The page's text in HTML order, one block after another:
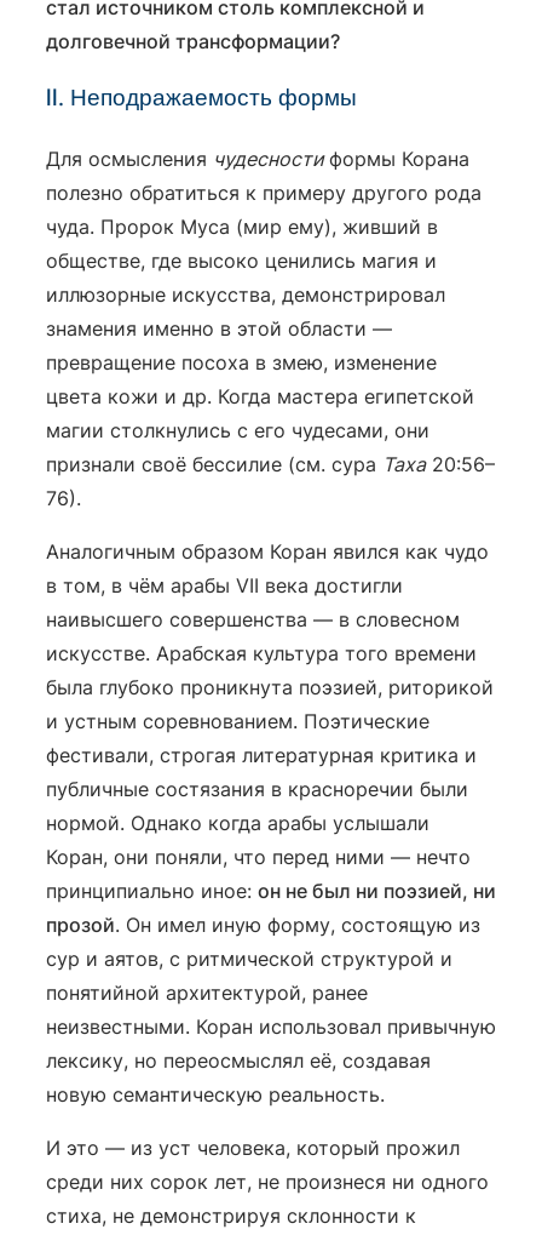
стал источником столь комплексной и
долговечной трансформации?
II. Неподражаемость формы
Для осмысления чудесностиформы Корана
полезно обратиться к примеру другого рода
чуда. Пророк Муса (мир ему), живший в
обществе, где высоко ценились магия и
иллюзорные искусства, демонстрировал
знамения именно в этой области —
превращение посоха в змею, изменение
цвета кожи и др. Когда мастера египетской
магии столкнулись с его чудесами, они
признали своё бессилие (см. сура Таха20:56–
76).
Аналогичным образом Коран явился как чудо
в том, в чём арабы VII века достигли
наивысшего совершенства — в словесном
искусстве. Арабская культура того времени
была глубоко проникнута поэзией, риторикой
и устным соревнованием. Поэтические
фестивали, строгая литературная критика и
публичные состязания в красноречии были
нормой. Однако когда арабы услышали
Коран, они поняли, что перед ними — нечто
принципиально иное: он не был ни поэзией, ни
прозой. Он имел иную форму, состоящую из
сур и аятов, с ритмической структурой и
понятийной архитектурой, ранее
неизвестными. Коран использовал привычную
лексику, но переосмыслял её, создавая
новую семантическую реальность.
И это — из уст человека, который прожил
среди них сорок лет, не произнеся ни одного
стиха, не демонстрируя склонности к